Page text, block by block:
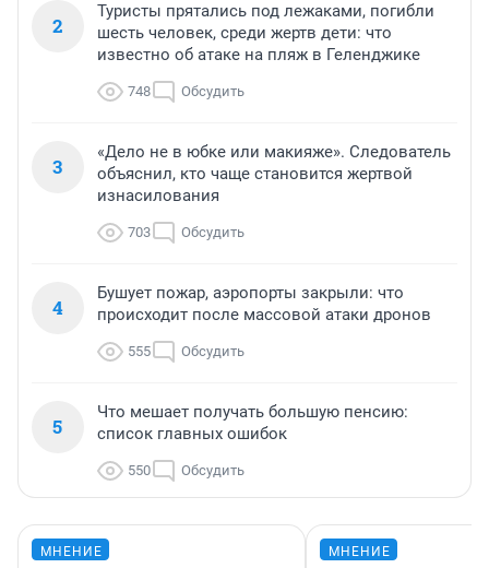
2
Туристы прятались под лежаками, погибли
шесть человек, среди жертв дети: что
известно об атаке на пляж в Геленджике
748 Обсудить
3
«Дело не в юбке или макияже». Следователь
объяснил, кто чаще становится жертвой
изнасилования
703 Обсудить
4
Бушует пожар, аэропорты закрыли: что
происходит после массовой атаки дронов
555 Обсудить
5
Что мешает получать большую пенсию:
список главных ошибок
550 Обсудить
МНЕНИЕ МНЕНИЕ